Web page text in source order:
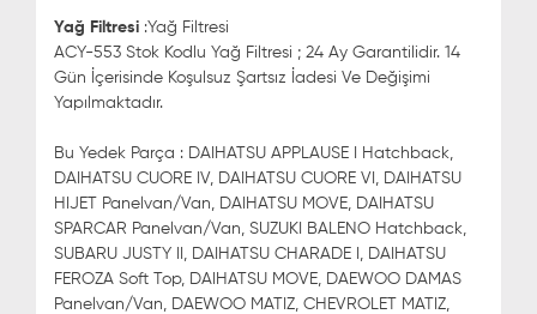
Yağ Filtresi :Yağ Filtresi
ACY-553 Stok Kodlu Yağ Filtresi ; 24 Ay Garantilidir. 14
Gün İçerisinde Koşulsuz Şartsız İadesi Ve Değişimi
Yapılmaktadır.
Bu Yedek Parça : DAIHATSU APPLAUSE I Hatchback,
DAIHATSU CUORE IV, DAIHATSU CUORE VI, DAIHATSU
HIJET Panelvan/Van, DAIHATSU MOVE, DAIHATSU
SPARCAR Panelvan/Van, SUZUKI BALENO Hatchback,
SUBARU JUSTY II, DAIHATSU CHARADE I, DAIHATSU
FEROZA Soft Top, DAIHATSU MOVE, DAEWOO DAMAS
Panelvan/Van, DAEWOO MATIZ, CHEVROLET MATIZ,